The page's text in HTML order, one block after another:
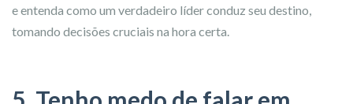
e entenda como um verdadeiro líder conduz seu destino,
tomando decisões cruciais na hora certa.